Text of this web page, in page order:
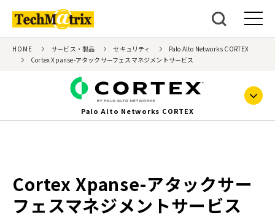
HOME サービス・製品 セキュリティ
Palo Alto Networks CORTEX
Cortex Xpanse-アタックサーフェスマネジメントサービス
Palo Alto Networks CORTEX
Cortex Xpanse-アタックサー
フェスマネジメントサービス